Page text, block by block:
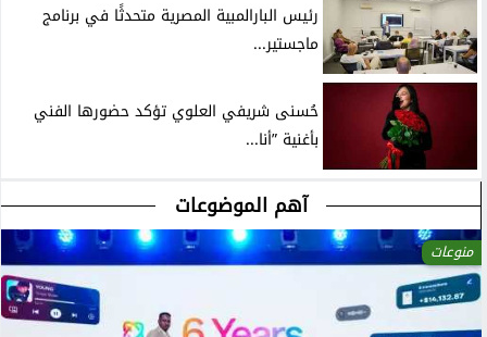
رئيس البارالمبية المصرية متحدثًا في برنامج
ماجستير...
حُسنى شريفي العلوي تؤكد حضورها الفني
بأغنية ”أنا...
آهم الموضوعات
منوعات